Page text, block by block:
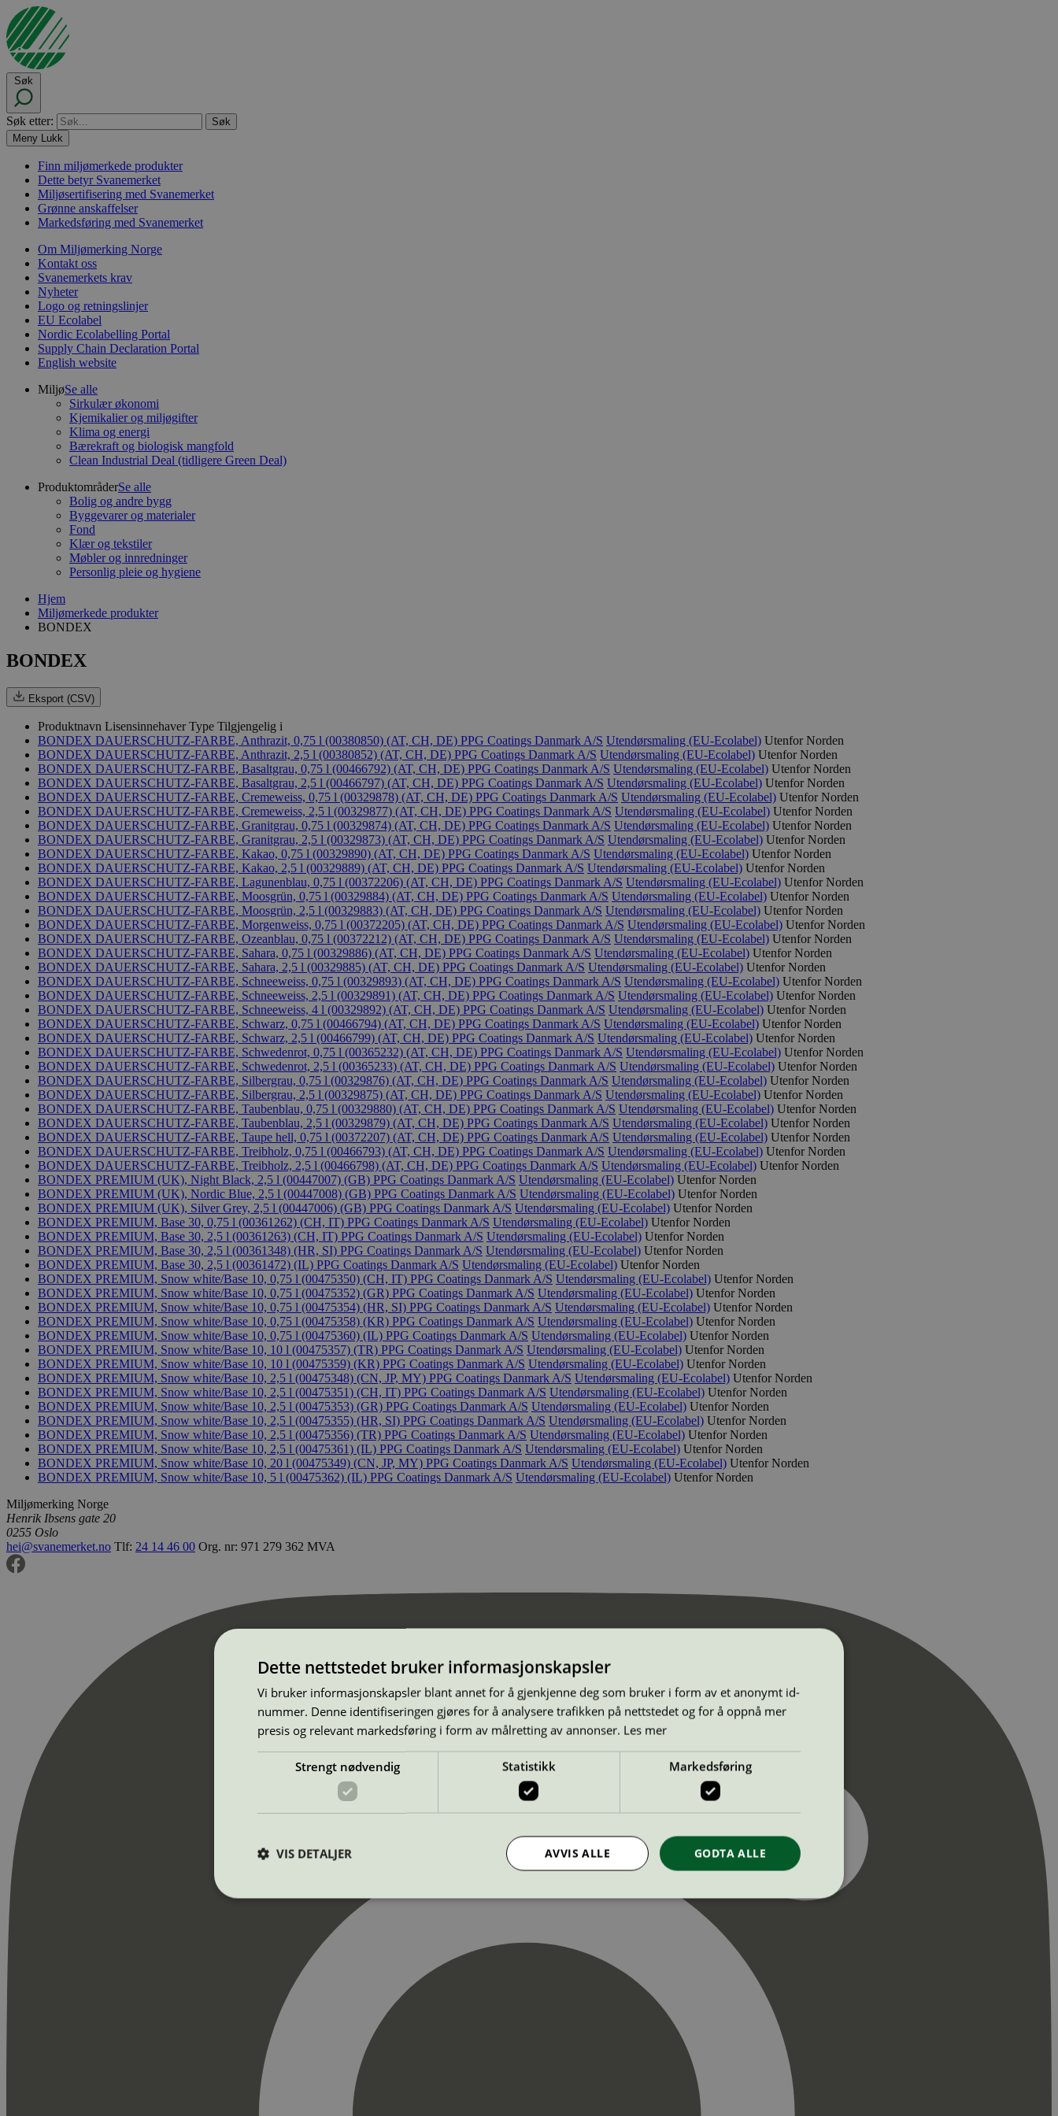
Søk
Søk etter:
Meny Lukk
Finn miljømerkede produkter
Dette betyr Svanemerket
Miljøsertifisering med Svanemerket
Grønne anskaffelser
Markedsføring med Svanemerket
Om Miljømerking Norge
Kontakt oss
Svanemerkets krav
Nyheter
Logo og retningslinjer
EU Ecolabel
Nordic Ecolabelling Portal
Supply Chain Declaration Portal
English website
MiljøSe alle
Sirkulær økonomi
Kjemikalier og miljøgifter
Klima og energi
Bærekraft og biologisk mangfold
Clean Industrial Deal (tidligere Green Deal)
ProduktområderSe alle
Bolig og andre bygg
Byggevarer og materialer
Fond
Klær og tekstiler
Møbler og innredninger
Personlig pleie og hygiene
Hjem
Miljømerkede produkter
BONDEX
BONDEX
Eksport (CSV)
Produktnavn Lisensinnehaver Type Tilgjengelig i
BONDEX DAUERSCHUTZ-FARBE, Anthrazit, 0,75 l (00380850) (AT, CH, DE) PPG Coatings Danmark A/S Utendørsmaling (EU-Ecolabel) Utenfor Norden
BONDEX DAUERSCHUTZ-FARBE, Anthrazit, 2,5 l (00380852) (AT, CH, DE) PPG Coatings Danmark A/S Utendørsmaling (EU-Ecolabel) Utenfor Norden
BONDEX DAUERSCHUTZ-FARBE, Basaltgrau, 0,75 l (00466792) (AT, CH, DE) PPG Coatings Danmark A/S Utendørsmaling (EU-Ecolabel) Utenfor Norden
BONDEX DAUERSCHUTZ-FARBE, Basaltgrau, 2,5 l (00466797) (AT, CH, DE) PPG Coatings Danmark A/S Utendørsmaling (EU-Ecolabel) Utenfor Norden
BONDEX DAUERSCHUTZ-FARBE, Cremeweiss, 0,75 l (00329878) (AT, CH, DE) PPG Coatings Danmark A/S Utendørsmaling (EU-Ecolabel) Utenfor Norden
BONDEX DAUERSCHUTZ-FARBE, Cremeweiss, 2,5 l (00329877) (AT, CH, DE) PPG Coatings Danmark A/S Utendørsmaling (EU-Ecolabel) Utenfor Norden
BONDEX DAUERSCHUTZ-FARBE, Granitgrau, 0,75 l (00329874) (AT, CH, DE) PPG Coatings Danmark A/S Utendørsmaling (EU-Ecolabel) Utenfor Norden
BONDEX DAUERSCHUTZ-FARBE, Granitgrau, 2,5 l (00329873) (AT, CH, DE) PPG Coatings Danmark A/S Utendørsmaling (EU-Ecolabel) Utenfor Norden
BONDEX DAUERSCHUTZ-FARBE, Kakao, 0,75 l (00329890) (AT, CH, DE) PPG Coatings Danmark A/S Utendørsmaling (EU-Ecolabel) Utenfor Norden
BONDEX DAUERSCHUTZ-FARBE, Kakao, 2,5 l (00329889) (AT, CH, DE) PPG Coatings Danmark A/S Utendørsmaling (EU-Ecolabel) Utenfor Norden
BONDEX DAUERSCHUTZ-FARBE, Lagunenblau, 0,75 l (00372206) (AT, CH, DE) PPG Coatings Danmark A/S Utendørsmaling (EU-Ecolabel) Utenfor Norden
BONDEX DAUERSCHUTZ-FARBE, Moosgrün, 0,75 l (00329884) (AT, CH, DE) PPG Coatings Danmark A/S Utendørsmaling (EU-Ecolabel) Utenfor Norden
BONDEX DAUERSCHUTZ-FARBE, Moosgrün, 2,5 l (00329883) (AT, CH, DE) PPG Coatings Danmark A/S Utendørsmaling (EU-Ecolabel) Utenfor Norden
BONDEX DAUERSCHUTZ-FARBE, Morgenweiss, 0,75 l (00372205) (AT, CH, DE) PPG Coatings Danmark A/S Utendørsmaling (EU-Ecolabel) Utenfor Norden
BONDEX DAUERSCHUTZ-FARBE, Ozeanblau, 0,75 l (00372212) (AT, CH, DE) PPG Coatings Danmark A/S Utendørsmaling (EU-Ecolabel) Utenfor Norden
BONDEX DAUERSCHUTZ-FARBE, Sahara, 0,75 l (00329886) (AT, CH, DE) PPG Coatings Danmark A/S Utendørsmaling (EU-Ecolabel) Utenfor Norden
BONDEX DAUERSCHUTZ-FARBE, Sahara, 2,5 l (00329885) (AT, CH, DE) PPG Coatings Danmark A/S Utendørsmaling (EU-Ecolabel) Utenfor Norden
BONDEX DAUERSCHUTZ-FARBE, Schneeweiss, 0,75 l (00329893) (AT, CH, DE) PPG Coatings Danmark A/S Utendørsmaling (EU-Ecolabel) Utenfor Norden
BONDEX DAUERSCHUTZ-FARBE, Schneeweiss, 2,5 l (00329891) (AT, CH, DE) PPG Coatings Danmark A/S Utendørsmaling (EU-Ecolabel) Utenfor Norden
BONDEX DAUERSCHUTZ-FARBE, Schneeweiss, 4 l (00329892) (AT, CH, DE) PPG Coatings Danmark A/S Utendørsmaling (EU-Ecolabel) Utenfor Norden
BONDEX DAUERSCHUTZ-FARBE, Schwarz, 0,75 l (00466794) (AT, CH, DE) PPG Coatings Danmark A/S Utendørsmaling (EU-Ecolabel) Utenfor Norden
BONDEX DAUERSCHUTZ-FARBE, Schwarz, 2,5 l (00466799) (AT, CH, DE) PPG Coatings Danmark A/S Utendørsmaling (EU-Ecolabel) Utenfor Norden
BONDEX DAUERSCHUTZ-FARBE, Schwedenrot, 0,75 l (00365232) (AT, CH, DE) PPG Coatings Danmark A/S Utendørsmaling (EU-Ecolabel) Utenfor Norden
BONDEX DAUERSCHUTZ-FARBE, Schwedenrot, 2,5 l (00365233) (AT, CH, DE) PPG Coatings Danmark A/S Utendørsmaling (EU-Ecolabel) Utenfor Norden
BONDEX DAUERSCHUTZ-FARBE, Silbergrau, 0,75 l (00329876) (AT, CH, DE) PPG Coatings Danmark A/S Utendørsmaling (EU-Ecolabel) Utenfor Norden
BONDEX DAUERSCHUTZ-FARBE, Silbergrau, 2,5 l (00329875) (AT, CH, DE) PPG Coatings Danmark A/S Utendørsmaling (EU-Ecolabel) Utenfor Norden
BONDEX DAUERSCHUTZ-FARBE, Taubenblau, 0,75 l (00329880) (AT, CH, DE) PPG Coatings Danmark A/S Utendørsmaling (EU-Ecolabel) Utenfor Norden
BONDEX DAUERSCHUTZ-FARBE, Taubenblau, 2,5 l (00329879) (AT, CH, DE) PPG Coatings Danmark A/S Utendørsmaling (EU-Ecolabel) Utenfor Norden
BONDEX DAUERSCHUTZ-FARBE, Taupe hell, 0,75 l (00372207) (AT, CH, DE) PPG Coatings Danmark A/S Utendørsmaling (EU-Ecolabel) Utenfor Norden
BONDEX DAUERSCHUTZ-FARBE, Treibholz, 0,75 l (00466793) (AT, CH, DE) PPG Coatings Danmark A/S Utendørsmaling (EU-Ecolabel) Utenfor Norden
BONDEX DAUERSCHUTZ-FARBE, Treibholz, 2,5 l (00466798) (AT, CH, DE) PPG Coatings Danmark A/S Utendørsmaling (EU-Ecolabel) Utenfor Norden
BONDEX PREMIUM (UK), Night Black, 2,5 l (00447007) (GB) PPG Coatings Danmark A/S Utendørsmaling (EU-Ecolabel) Utenfor Norden
BONDEX PREMIUM (UK), Nordic Blue, 2,5 l (00447008) (GB) PPG Coatings Danmark A/S Utendørsmaling (EU-Ecolabel) Utenfor Norden
BONDEX PREMIUM (UK), Silver Grey, 2,5 l (00447006) (GB) PPG Coatings Danmark A/S Utendørsmaling (EU-Ecolabel) Utenfor Norden
BONDEX PREMIUM, Base 30, 0,75 l (00361262) (CH, IT) PPG Coatings Danmark A/S Utendørsmaling (EU-Ecolabel) Utenfor Norden
BONDEX PREMIUM, Base 30, 2,5 l (00361263) (CH, IT) PPG Coatings Danmark A/S Utendørsmaling (EU-Ecolabel) Utenfor Norden
BONDEX PREMIUM, Base 30, 2,5 l (00361348) (HR, SI) PPG Coatings Danmark A/S Utendørsmaling (EU-Ecolabel) Utenfor Norden
BONDEX PREMIUM, Base 30, 2,5 l (00361472) (IL) PPG Coatings Danmark A/S Utendørsmaling (EU-Ecolabel) Utenfor Norden
BONDEX PREMIUM, Snow white/Base 10, 0,75 l (00475350) (CH, IT) PPG Coatings Danmark A/S Utendørsmaling (EU-Ecolabel) Utenfor Norden
BONDEX PREMIUM, Snow white/Base 10, 0,75 l (00475352) (GR) PPG Coatings Danmark A/S Utendørsmaling (EU-Ecolabel) Utenfor Norden
BONDEX PREMIUM, Snow white/Base 10, 0,75 l (00475354) (HR, SI) PPG Coatings Danmark A/S Utendørsmaling (EU-Ecolabel) Utenfor Norden
BONDEX PREMIUM, Snow white/Base 10, 0,75 l (00475358) (KR) PPG Coatings Danmark A/S Utendørsmaling (EU-Ecolabel) Utenfor Norden
BONDEX PREMIUM, Snow white/Base 10, 0,75 l (00475360) (IL) PPG Coatings Danmark A/S Utendørsmaling (EU-Ecolabel) Utenfor Norden
BONDEX PREMIUM, Snow white/Base 10, 10 l (00475357) (TR) PPG Coatings Danmark A/S Utendørsmaling (EU-Ecolabel) Utenfor Norden
BONDEX PREMIUM, Snow white/Base 10, 10 l (00475359) (KR) PPG Coatings Danmark A/S Utendørsmaling (EU-Ecolabel) Utenfor Norden
BONDEX PREMIUM, Snow white/Base 10, 2,5 l (00475348) (CN, JP, MY) PPG Coatings Danmark A/S Utendørsmaling (EU-Ecolabel) Utenfor Norden
BONDEX PREMIUM, Snow white/Base 10, 2,5 l (00475351) (CH, IT) PPG Coatings Danmark A/S Utendørsmaling (EU-Ecolabel) Utenfor Norden
BONDEX PREMIUM, Snow white/Base 10, 2,5 l (00475353) (GR) PPG Coatings Danmark A/S Utendørsmaling (EU-Ecolabel) Utenfor Norden
BONDEX PREMIUM, Snow white/Base 10, 2,5 l (00475355) (HR, SI) PPG Coatings Danmark A/S Utendørsmaling (EU-Ecolabel) Utenfor Norden
BONDEX PREMIUM, Snow white/Base 10, 2,5 l (00475356) (TR) PPG Coatings Danmark A/S Utendørsmaling (EU-Ecolabel) Utenfor Norden
BONDEX PREMIUM, Snow white/Base 10, 2,5 l (00475361) (IL) PPG Coatings Danmark A/S Utendørsmaling (EU-Ecolabel) Utenfor Norden
BONDEX PREMIUM, Snow white/Base 10, 20 l (00475349) (CN, JP, MY) PPG Coatings Danmark A/S Utendørsmaling (EU-Ecolabel) Utenfor Norden
BONDEX PREMIUM, Snow white/Base 10, 5 l (00475362) (IL) PPG Coatings Danmark A/S Utendørsmaling (EU-Ecolabel) Utenfor Norden
Miljømerking Norge
Henrik Ibsens gate 20
0255 Oslo
hei@svanemerket.no Tlf: 24 14 46 00 Org. nr: 971 279 362 MVA
Dette nettstedet bruker informasjonskapsler
Vi bruker informasjonskapsler blant annet for å gjenkjenne deg som bruker i form av et anonymt id-
nummer. Denne identifiseringen gjøres for å analysere trafikken på nettstedet og for å oppnå mer
presis og relevant markedsføring i form av målretting av annonser. Les mer
Strengt nødvendig Statistikk Markedsføring
GODTA ALLE
AVVIS ALLE
VIS DETALJER
Strengt nødvendige informasjonskapsler tillater kjernefunksjoner på nettstedet, som brukerinnlogging og kontoadministrasjon.
Nettstedet kan ikke brukes riktig uten strengt nødvendige informasjonskapsler.
Navn
_hjAbsoluteSessionInProgress
Cookien er satt slik at Hotjar kan spore begynnelsen på
brukerens reise for et totalt antall økter. Den inneholder
Cookien er satt slik at Hotjar kan spore begynnelsen på
brukerens reise for et totalt antall økter. Den inneholder